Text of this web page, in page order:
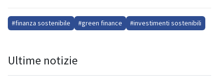
#finanza sostenibile #green finance #investimenti sostenibili
Ultime notizie